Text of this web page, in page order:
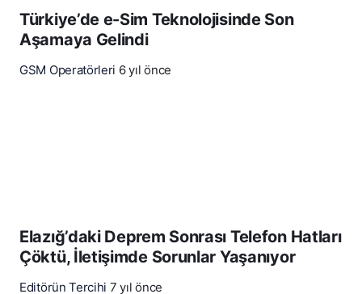
Türkiye’de e-Sim Teknolojisinde Son
Aşamaya Gelindi
GSM Operatörleri 6 yıl önce
Elazığ’daki Deprem Sonrası Telefon Hatları
Çöktü, İletişimde Sorunlar Yaşanıyor
Editörün Tercihi 7 yıl önce